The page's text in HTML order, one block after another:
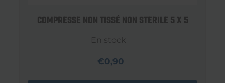
COMPRESSE NON TISSÉ NON STERILE 5 X 5
En stock
€0,90